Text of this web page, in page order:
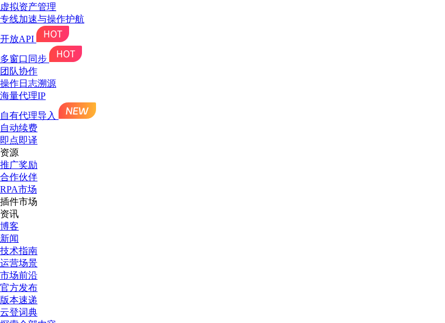
虚拟资产管理
专线加速与操作护航
开放API
多窗口同步
团队协作
操作日志溯源
海量代理IP
自有代理导入
自动续费
即点即译
资源
推广奖励
合作伙伴
RPA市场
插件市场
资讯
博客
新闻
技术指南
运营场景
市场前沿
官方发布
版本速递
云登词典